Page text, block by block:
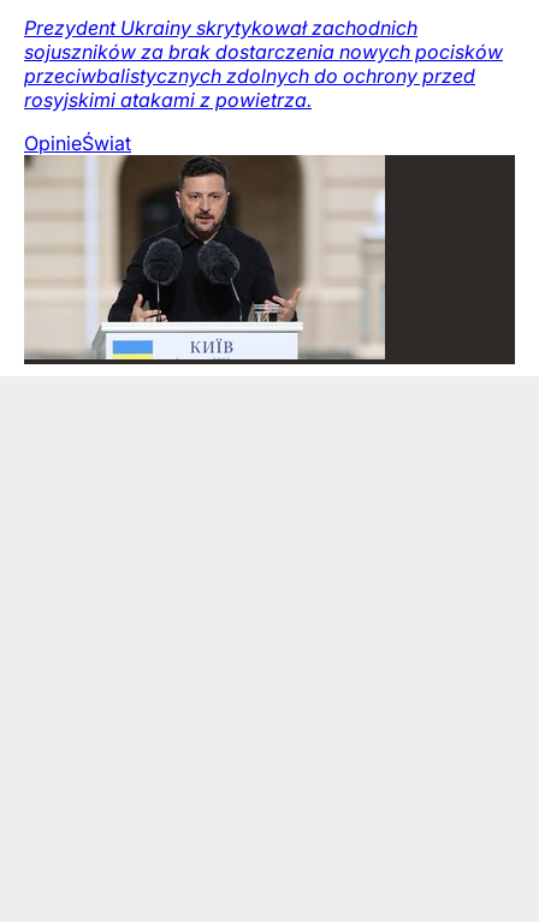
Prezydent Ukrainy skrytykował zachodnich
sojuszników za brak dostarczenia nowych pocisków
przeciwbalistycznych zdolnych do ochrony przed
rosyjskimi atakami z powietrza.
OpinieŚwiat